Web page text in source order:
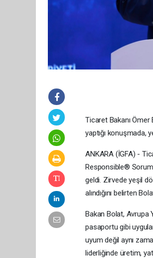
Ticaret Bakanı
yaptığı konuşmada,
ANKARA (İGFA) -
Responsible®
geldi. Zirvede yeşil
alındığını belirten
Bakan Bolat, Avrupa
pasaportu gibi
uyum değil aynı
liderliğinde üretim,